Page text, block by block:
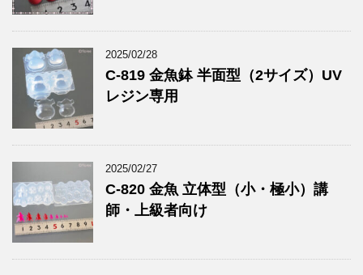
2025/02/28
C-819 金魚鉢 半面型（2サイズ）UV
レジン専用
2025/02/27
C-820 金魚 立体型（小・極小）講
師・上級者向け